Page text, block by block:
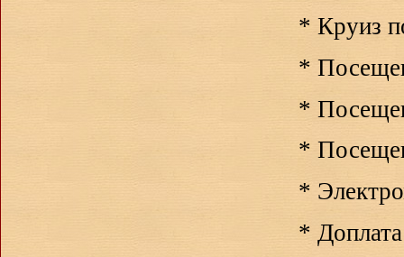
* Круиз
*
*
*
*
*